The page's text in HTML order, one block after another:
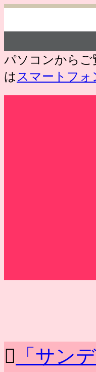
パソコンからご
は スマートフ
 「サン